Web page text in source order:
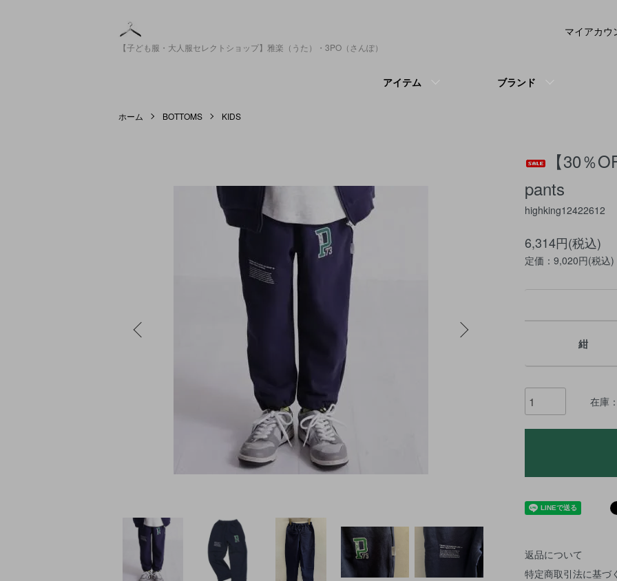
【子ども服・大人服セレクトショップ】雅楽（うた）・3PO（さんぽ）
アイテム ブランド
マイアカウ
ホーム BOTTOMS KIDS
【30％
pants
highking12422612
6,314円(税込)
定価：9,020円(税込)
紺
在庫
返品について
特定商取引法に基づ